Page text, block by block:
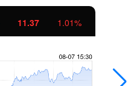
11.37 1.01%